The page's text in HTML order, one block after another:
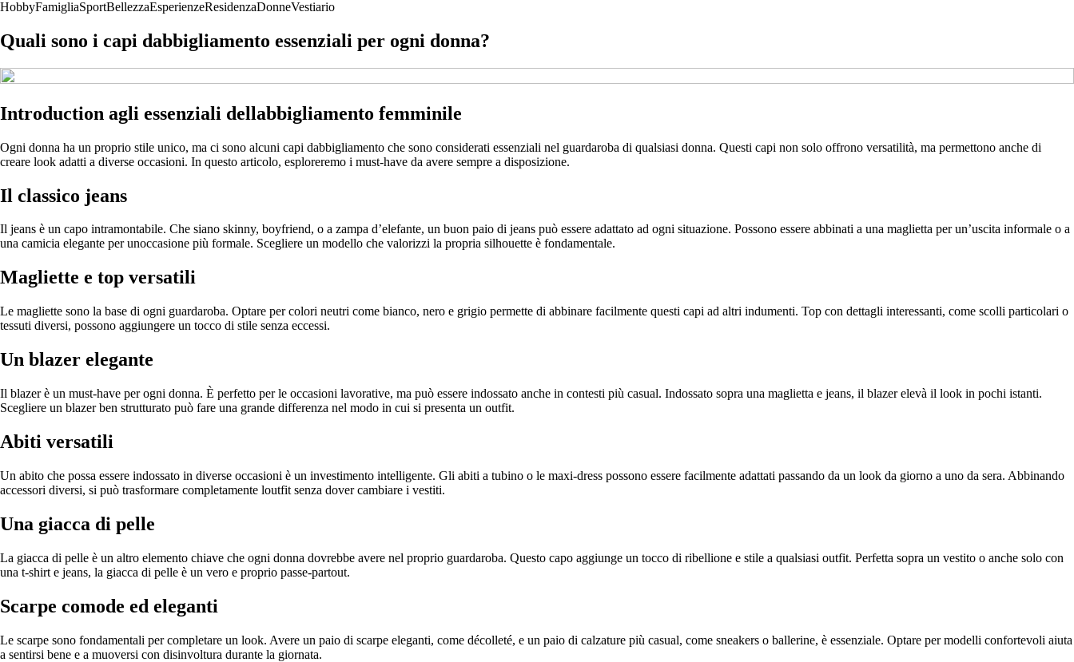
HobbyFamigliaSportBellezzaEsperienzeResidenzaDonneVestiario
Quali sono i capi dabbigliamento essenziali per ogni donna?
Introduction agli essenziali dellabbigliamento femminile
Ogni donna ha un proprio stile unico, ma ci sono alcuni capi dabbigliamento che sono considerati essenziali nel guardaroba di qualsiasi donna. Questi capi non solo offrono versatilità, ma permettono anche di
creare look adatti a diverse occasioni. In questo articolo, esploreremo i must-have da avere sempre a disposizione.
Il classico jeans
Il jeans è un capo intramontabile. Che siano skinny, boyfriend, o a zampa d’elefante, un buon paio di jeans può essere adattato ad ogni situazione. Possono essere abbinati a una maglietta per un’uscita informale o a
una camicia elegante per unoccasione più formale. Scegliere un modello che valorizzi la propria silhouette è fondamentale.
Magliette e top versatili
Le magliette sono la base di ogni guardaroba. Optare per colori neutri come bianco, nero e grigio permette di abbinare facilmente questi capi ad altri indumenti. Top con dettagli interessanti, come scolli particolari o
tessuti diversi, possono aggiungere un tocco di stile senza eccessi.
Un blazer elegante
Il blazer è un must-have per ogni donna. È perfetto per le occasioni lavorative, ma può essere indossato anche in contesti più casual. Indossato sopra una maglietta e jeans, il blazer elevà il look in pochi istanti.
Scegliere un blazer ben strutturato può fare una grande differenza nel modo in cui si presenta un outfit.
Abiti versatili
Un abito che possa essere indossato in diverse occasioni è un investimento intelligente. Gli abiti a tubino o le maxi-dress possono essere facilmente adattati passando da un look da giorno a uno da sera. Abbinando
accessori diversi, si può trasformare completamente loutfit senza dover cambiare i vestiti.
Una giacca di pelle
La giacca di pelle è un altro elemento chiave che ogni donna dovrebbe avere nel proprio guardaroba. Questo capo aggiunge un tocco di ribellione e stile a qualsiasi outfit. Perfetta sopra un vestito o anche solo con
una t-shirt e jeans, la giacca di pelle è un vero e proprio passe-partout.
Scarpe comode ed eleganti
Le scarpe sono fondamentali per completare un look. Avere un paio di scarpe eleganti, come décolleté, e un paio di calzature più casual, come sneakers o ballerine, è essenziale. Optare per modelli confortevoli aiuta
a sentirsi bene e a muoversi con disinvoltura durante la giornata.